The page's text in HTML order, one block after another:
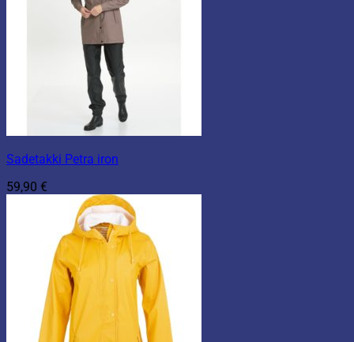
Sadetakki Petra iron
59,90 €